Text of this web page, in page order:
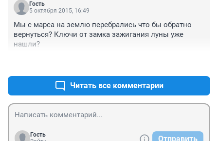
Гость
5 октября 2015, 16:49
Мы с марса на землю перебрались что бы обратно
вернуться? Ключи от замка зажигания луны уже
нашли?
Читать все комментарии
Гость
Отправить